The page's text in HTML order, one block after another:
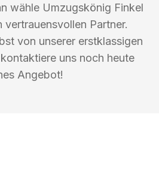
wähle Umzugskönig Finkel
vertrauensvollen Partner.
von unserer erstklassigen
uns noch heute
Angebot!